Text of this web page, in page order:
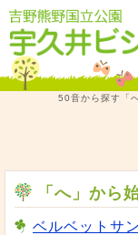
50音から探す「
「へ」から
ベルベットサ